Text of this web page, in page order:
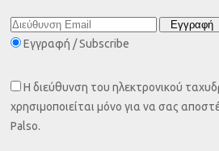
Εγγραφή / Subscribe
Η διεύθυνση του ηλεκτρονικού
χρησιμοποιείται μόνο για να σας
Palso.